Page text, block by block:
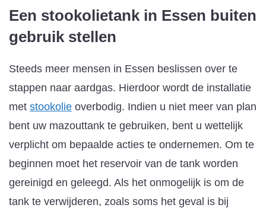
Een stookolietank in Essen buiten
gebruik stellen
Steeds meer mensen in Essen beslissen over te
stappen naar aardgas. Hierdoor wordt de installatie
met stookolie overbodig. Indien u niet meer van plan
bent uw mazouttank te gebruiken, bent u wettelijk
verplicht om bepaalde acties te ondernemen. Om te
beginnen moet het reservoir van de tank worden
gereinigd en geleegd. Als het onmogelijk is om de
tank te verwijderen, zoals soms het geval is bij